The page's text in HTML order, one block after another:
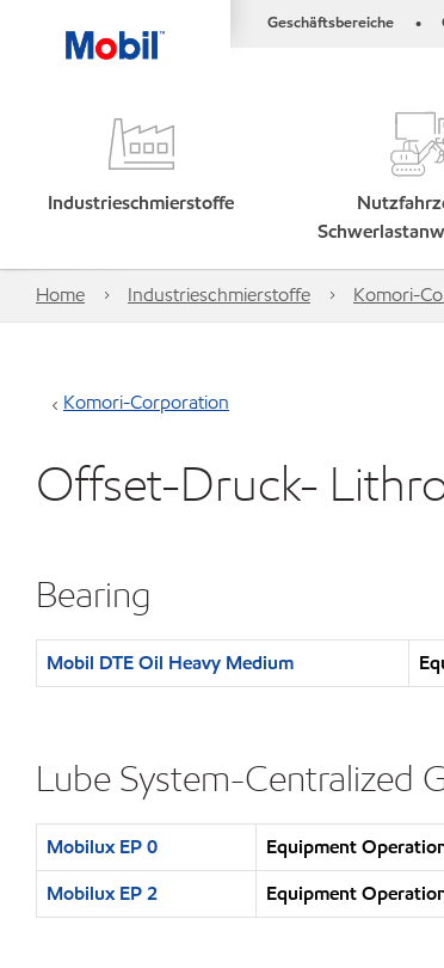
Geschäftsbereiche •
Industrieschmierstoffe
Home Industrieschmierstoffe Komori-
Komori-Corporation
Offset-Druck-
Bearing
Mobil DTE Oil Heavy Medium
Lube System-Centralized
Mobilux EP 0
Equipment
Mobilux EP 2
Equipment